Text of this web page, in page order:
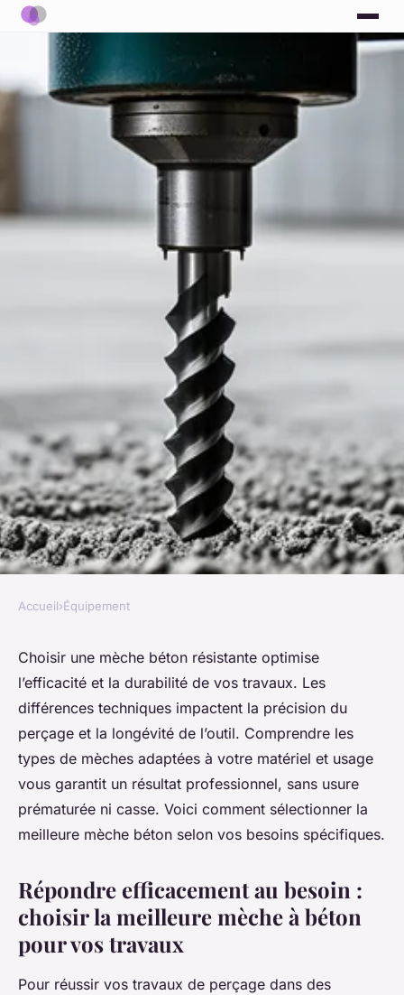
ÉQUIPEMENT
Mèche béton : choisir la plus
résistante pour vos travaux
Célia•31 mai 2025•7 min de lecture
Accueil›Équipement
Choisir une mèche béton résistante optimise
l’efficacité et la durabilité de vos travaux. Les
différences techniques impactent la précision du
perçage et la longévité de l’outil. Comprendre les
types de mèches adaptées à votre matériel et usage
vous garantit un résultat professionnel, sans usure
prématurée ni casse. Voici comment sélectionner la
meilleure mèche béton selon vos besoins spécifiques.
Répondre efficacement au besoin :
choisir la meilleure mèche à béton
pour vos travaux
Pour réussir vos travaux de perçage dans des